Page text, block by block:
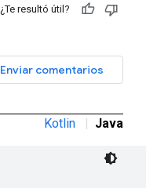
¿Te resultó útil?
Enviar comentarios
Kotlin | Java